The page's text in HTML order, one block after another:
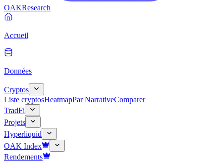
OAKResearch
Accueil
Données
Cryptos
Liste cryptosHeatmapPar NarrativeComparer
TradFi
Projets
Hyperliquid
OAK Index
Rendements